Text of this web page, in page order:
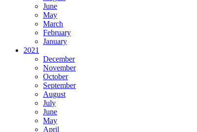
June
May
March
February
January
2021
December
November
October
September
August
July
June
May
April